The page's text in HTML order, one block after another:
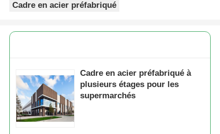
Cadre en acier préfabriqué
Cadre en acier préfabriqué à
plusieurs étages pour les
supermarchés